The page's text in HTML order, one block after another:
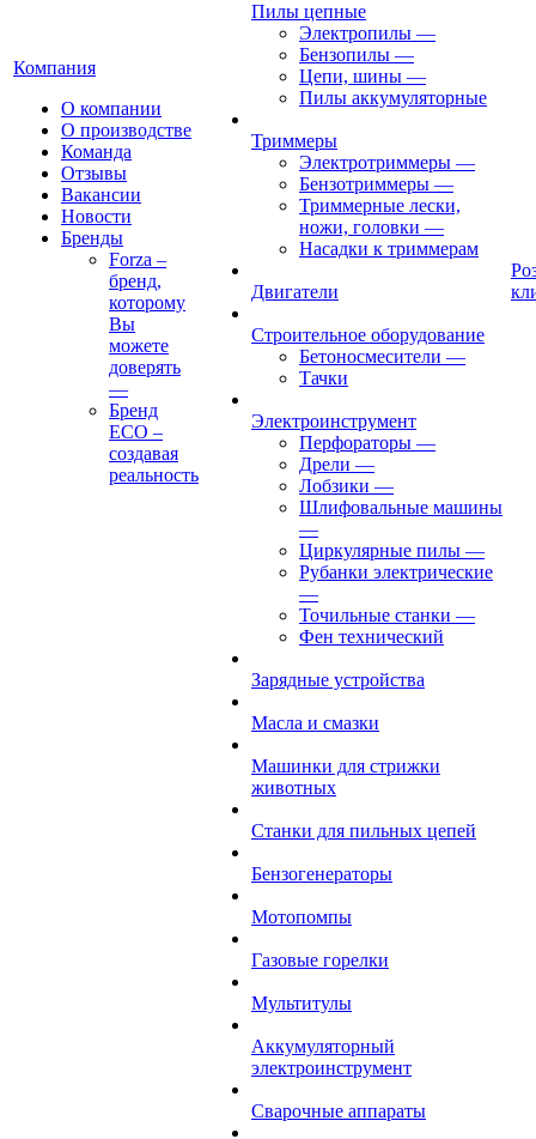
Компания
О компании
О производстве
Команда
Отзывы
Вакансии
Новости
Бренды
Forza –
бренд,
которому
Вы
можете
доверять
—
Бренд
ECO –
создавая
реальность
Пилы цепные
Электропилы —
Бензопилы —
Цепи, шины —
Пилы аккумуляторные
Триммеры
Электротриммеры —
Бензотриммеры —
Триммерные лески,
ножи, головки —
Насадки к триммерам
Двигатели
Строительное оборудование
Бетоносмесители —
Тачки
Электроинструмент
Перфораторы —
Дрели —
Лобзики —
Шлифовальные машины
—
Циркулярные пилы —
Рубанки электрические
—
Точильные станки —
Фен технический
Зарядные устройства
Масла и смазки
Машинки для стрижки
животных
Станки для пильных цепей
Бензогенераторы
Мотопомпы
Газовые горелки
Мультитулы
Аккумуляторный
электроинструмент
Сварочные аппараты